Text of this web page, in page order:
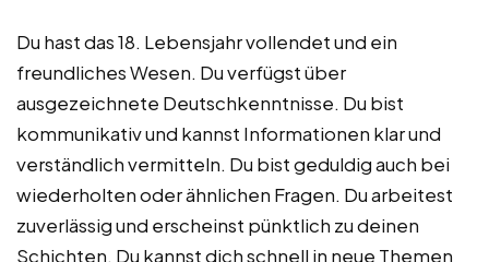
Du hast das 18. Lebensjahr vollendet und ein
freundliches Wesen. Du verfügst über
ausgezeichnete Deutschkenntnisse. Du bist
kommunikativ und kannst Informationen klar und
verständlich vermitteln. Du bist geduldig auch bei
wiederholten oder ähnlichen Fragen. Du arbeitest
zuverlässig und erscheinst pünktlich zu deinen
Schichten. Du kannst dich schnell in neue Themen